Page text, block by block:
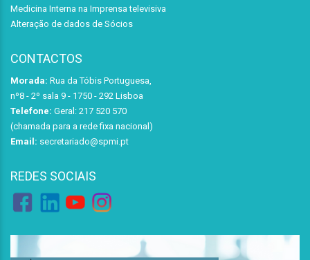
Medicina Interna na Imprensa televisiva
Alteração de dados de Sócios
CONTACTOS
Morada: Rua da Tóbis Portuguesa,
nº8 - 2º sala 9 - 1750 - 292 Lisboa
Telefone: Geral: 217 520 570
(chamada para a rede fixa nacional)
Email: secretariado@spmi.pt
REDES SOCIAIS